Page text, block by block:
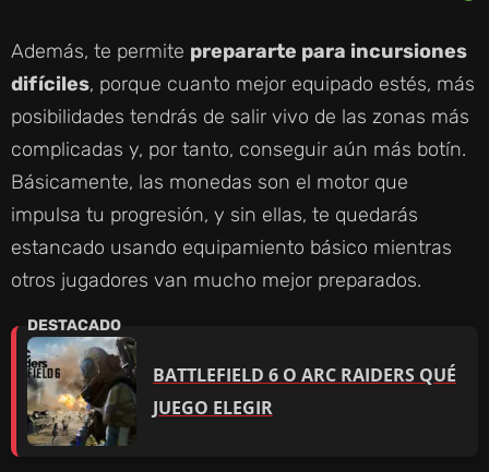
Además, te permite prepararte para incursiones
difíciles, porque cuanto mejor equipado estés, más
posibilidades tendrás de salir vivo de las zonas más
complicadas y, por tanto, conseguir aún más botín.
Básicamente, las monedas son el motor que
impulsa tu progresión, y sin ellas, te quedarás
estancado usando equipamiento básico mientras
otros jugadores van mucho mejor preparados.
BATTLEFIELD 6 O ARC RAIDERS QUÉ
JUEGO ELEGIR